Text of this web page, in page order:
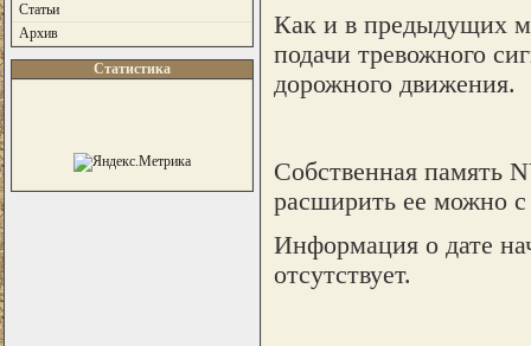
Статьи
Архив
Статистика
Как и в предыдущих
подачи тревожного
дорожного движения.
Собственная память
расширить ее можно
Информация о дате
отсутствует.